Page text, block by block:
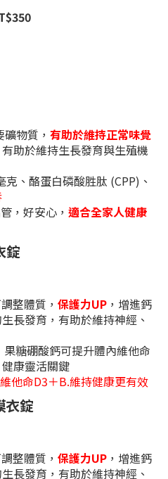
物質， 有助於維持正常味覺
助於維持生長發育與生殖機
、酪蛋白磷酸胜肽 (CPP)、
，好安心， 適合全家人健康
錠
整體質， 保護力UP ，增進鈣
長發育，有助於維持神經、
糖硼酸鈣可提升體內維他命
健康靈活關鍵
他命D3＋B.維持健康更有效
衣錠
整體質， 保護力UP ，增進鈣
長發育，有助於維持神經、